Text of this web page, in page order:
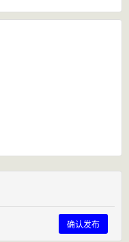
确认发布